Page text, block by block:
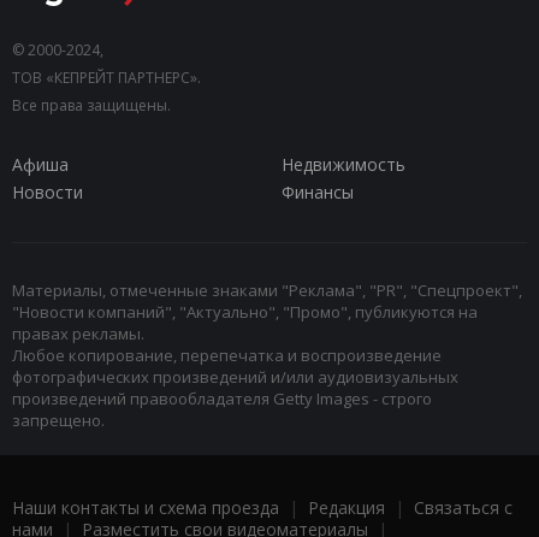
© 2000-2024,
ТОВ «КЕПРЕЙТ ПАРТНЕРС».
Все права защищены.
Афиша
Недвижимость
Новости
Финансы
Материалы, отмеченные знаками "Реклама", "PR", "Спецпроект",
"Новости компаний", "Актуально", "Промо", публикуются на
правах рекламы.
Любое копирование, перепечатка и воспроизведение
фотографических произведений и/или аудиовизуальных
произведений правообладателя Getty Images - строго
запрещено.
Наши контакты и схема проезда | Редакция | Связаться с
нами | Разместить свои видеоматериалы |